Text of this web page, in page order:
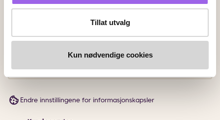
Tillat utvalg
Kun nødvendige cookies
Vi leverer med
Endre innstillingene for informasjonskapsler